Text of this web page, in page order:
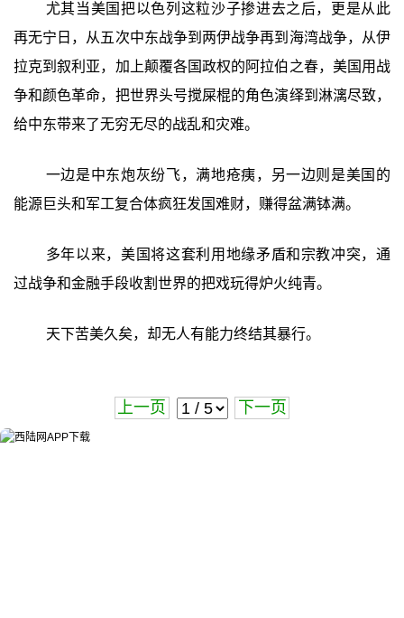
尤其当美国把以色列这粒沙子掺进去之后，更是从此
再无宁日，从五次中东战争到两伊战争再到海湾战争，从伊
拉克到叙利亚，加上颠覆各国政权的阿拉伯之春，美国用战
争和颜色革命，把世界头号搅屎棍的角色演绎到淋漓尽致，
给中东带来了无穷无尽的战乱和灾难。
一边是中东炮灰纷飞，满地疮痍，另一边则是美国的
能源巨头和军工复合体疯狂发国难财，赚得盆满钵满。
多年以来，美国将这套利用地缘矛盾和宗教冲突，通
过战争和金融手段收割世界的把戏玩得炉火纯青。
天下苦美久矣，却无人有能力终结其暴行。
上一页 下一页